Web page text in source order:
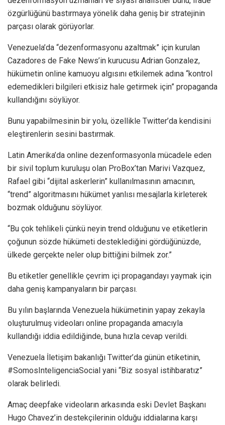
özgürlüğünü bastırmaya yönelik daha geniş bir stratejinin
parçası olarak görüyorlar.
Venezuela’da “dezenformasyonu azaltmak” için kurulan
Cazadores de Fake News’in kurucusu Adrian Gonzalez,
hükümetin online kamuoyu algısını etkilemek adına “kontrol
edemedikleri bilgileri etkisiz hale getirmek için” propaganda
kullandığını söylüyor.
Bunu yapabilmesinin bir yolu, özellikle Twitter’da kendisini
eleştirenlerin sesini bastırmak.
Latin Amerika’da online dezenformasyonla mücadele eden
bir sivil toplum kuruluşu olan ProBox’tan Marivi Vazquez,
Rafael gibi “dijital askerlerin” kullanılmasının amacının,
“trend” algoritmasını hükümet yanlısı mesajlarla kirleterek
bozmak olduğunu söylüyor.
“Bu çok tehlikeli çünkü neyin trend olduğunu ve etiketlerin
çoğunun sözde hükümeti desteklediğini gördüğünüzde,
ülkede gerçekte neler olup bittiğini bilmek zor.”
Bu etiketler genellikle çevrim içi propagandayı yaymak için
daha geniş kampanyaların bir parçası.
Bu yılın başlarında Venezuela hükümetinin yapay zekayla
oluşturulmuş videoları online propaganda amacıyla
kullandığı iddia edildiğinde, buna hızla cevap verildi.
Venezuela İletişim bakanlığı Twitter’da günün etiketinin,
#SomosInteligenciaSocial yani “Biz sosyal istihbaratız”
olarak belirledi.
Amaç deepfake videoların arkasında eski Devlet Başkanı
Hugo Chavez’in destekçilerinin olduğu iddialarına karşı